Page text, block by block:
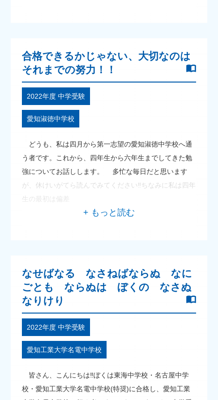
合格できるかじゃない、大切なのは
それまでの努力！！
2022年度 中学受験
愛知淑徳中学校
どうも、私は四月から第一志望の愛知淑徳中学校へ通
う者です。これから、四年生から六年生までしてきた勉
強についてお話しします。 多忙な毎日だと思います
が、休けいがてら読んでみてください‼ちなみに私は四年
生の最初は偏差
なせばなる なさねばならぬ なに
ごとも ならぬは ぼくの なさぬ
なりけり
2022年度 中学受験
愛知工業大学名電中学校
皆さん、こんにちは‼ぼくは東海中学校・名古屋中学
校・愛知工業大学名電中学校(特奨)に合格し、愛知工業